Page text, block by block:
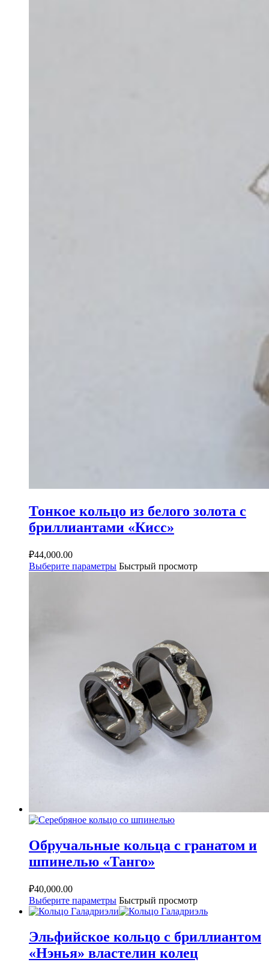
Тонкое кольцо из белого золота с
бриллиантами «Кисс»
₽44,000.00
Выберите параметры Быстрый просмотр
Обручальные кольца с гранатом и
шпинелью «Танго»
₽40,000.00
Выберите параметры Быстрый просмотр
Эльфийское кольцо с бриллиантом
«Нэнья» властелин колец